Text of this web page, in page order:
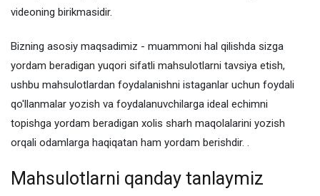
videoning birikmasidir.
Bizning asosiy maqsadimiz - muammoni hal qilishda sizga
yordam beradigan yuqori sifatli mahsulotlarni tavsiya etish,
ushbu mahsulotlardan foydalanishni istaganlar uchun foydali
qo'llanmalar yozish va foydalanuvchilarga ideal echimni
topishga yordam beradigan xolis sharh maqolalarini yozish
orqali odamlarga haqiqatan ham yordam berishdir. .
Mahsulotlarni qanday tanlaymiz